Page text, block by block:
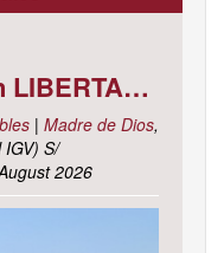
Predio Urbano Jirón LIBERTAD Mz. 5-H, Lote 23, TAMBOPATA - TAMBOPATA - MADRE DE DIOS ; cuyo dominio corre inscrito en la partida electrónica N° 07001561 del registro de propiedad inmueble de la ZONA REGISTRAL N° X, SEDE CUSCO, OFICINA REGISTRAL MADRE DE D
| Madre de Dios,
S/
2026